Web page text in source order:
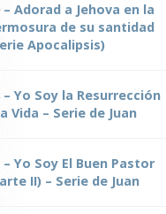
– Adorad a Jehova en la
de su santidad
Apocalipsis)
– Yo Soy la Resurrección
Vida – Serie de Juan
– Yo Soy El Buen Pastor
II) – Serie de Juan